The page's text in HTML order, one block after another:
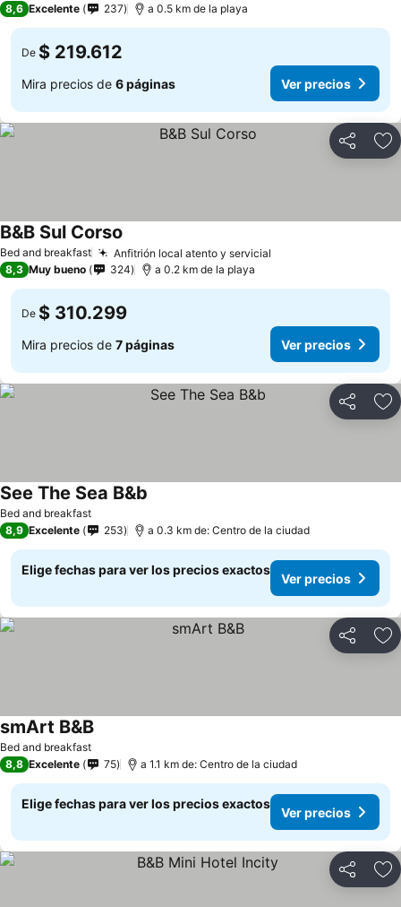
8,6 Excelente 237 a 0.5 km de la playa
De $ 219.612
Mira precios de 6 páginas Ver precios
Compartir
Bed and breakfast Anfitrión local atento y servicial
B&B Sul Corso
8,3 Muy bueno 324 a 0.2 km de la playa
De $ 310.299
Mira precios de 7 páginas Ver precios
Compartir
Bed and breakfast
See The Sea B&b
8,9 Excelente 253 a 0.3 km de: Centro de la ciudad
Elige fechas para ver los precios exactos
Ver precios
Compartir
Bed and breakfast
smArt B&B
8,8 Excelente 75 a 1.1 km de: Centro de la ciudad
Elige fechas para ver los precios exactos
Ver precios
Compartir